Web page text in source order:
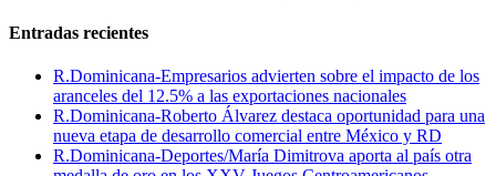
Entradas recientes
R.Dominicana-Empresarios advierten sobre el impacto de los
aranceles del 12.5% a las exportaciones nacionales
R.Dominicana-Roberto Álvarez destaca oportunidad para una
nueva etapa de desarrollo comercial entre México y RD
R.Dominicana-Deportes/María Dimitrova aporta al país otra